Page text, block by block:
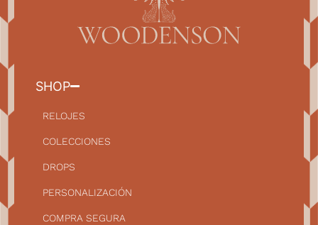
SHOP
RELOJES
COLECCIONES
DROPS
PERSONALIZACIÓN
COMPRA SEGURA